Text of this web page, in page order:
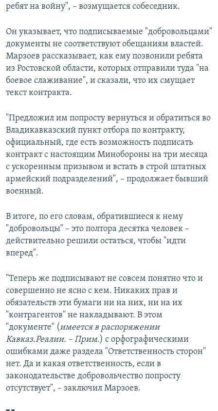
ребят на войну", – возмущается собеседник.
Он указывает, что подписываемые "добровольцами"
документы не соответствуют обещаниям властей.
Марзоев рассказывает, как ему позвонили ребята
из Ростовской области, которых отправили туда "на
боевое слаживание", и сказали, что их смущает
текст контракта.
"Предложил им попросту вернуться и обратиться во
Владикавказский пункт отбора по контракту,
официальный, где есть возможность подписать
контракт с настоящим Минобороны на три месяца
с ускоренным призывом и встать в строй штатных
армейский подразделений", – продолжает бывший
военный.
В итоге, по его словам, обратившиеся к нему
"добровольцы" – это полтора десятка человек –
действительно решили остаться, чтобы "идти
вперед".
"Теперь же подписывают не совсем понятно что и
совершенно не ясно с кем. Никаких прав и
обязательств эти бумаги ни на них, ни на их
"контрагентов" не накладывают. В этом
"документе" (имеется в распоряжении
Кавказ.Реалии. – Прим.) с орфографическими
ошибками даже раздела "Ответственность сторон"
нет. Да и какая ответственность, если в
законодательстве добровольчество попросту
отсутствует", – заключил Марзоев.